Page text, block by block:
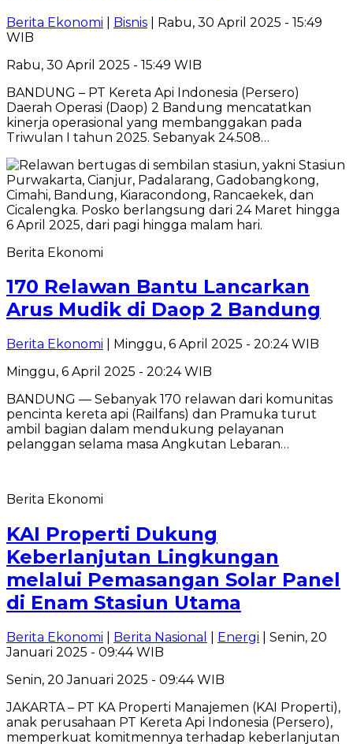
Berita Ekonomi Bisnis | Rabu, 30 April 2025 - 15:49
WIB
Rabu, 30 April 2025 - 15:49 WIB
BANDUNG – PT Kereta Api Indonesia (Persero)
Daerah Operasi (Daop) 2 Bandung mencatatkan
kinerja operasional yang membanggakan pada
Triwulan I tahun 2025. Sebanyak 24.508…
Berita Ekonomi
170 Relawan Bantu Lancarkan
Arus Mudik di Daop 2 Bandung
Berita Ekonomi | Minggu, 6 April 2025 - 20:24 WIB
Minggu, 6 April 2025 - 20:24 WIB
BANDUNG — Sebanyak 170 relawan dari komunitas
pencinta kereta api (Railfans) dan Pramuka turut
ambil bagian dalam mendukung pelayanan
pelanggan selama masa Angkutan Lebaran…
Berita Ekonomi
KAI Properti Dukung
Keberlanjutan Lingkungan
melalui Pemasangan Solar Panel
di Enam Stasiun Utama
Berita Ekonomi Berita Nasional Energi | Senin, 20
Januari 2025 - 09:44 WIB
Senin, 20 Januari 2025 - 09:44 WIB
JAKARTA – PT KA Properti Manajemen (KAI Properti),
anak perusahaan PT Kereta Api Indonesia (Persero),
memperkuat komitmennya terhadap keberlanjutan